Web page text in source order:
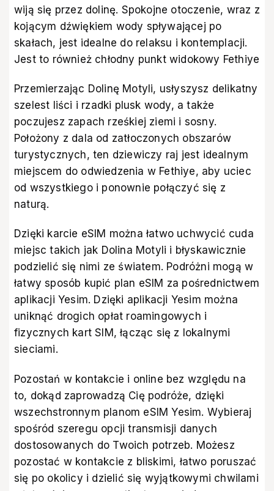
wiją się przez dolinę. Spokojne otoczenie, wraz z
kojącym dźwiękiem wody spływającej po
skałach, jest idealne do relaksu i kontemplacji.
Jest to również chłodny punkt widokowy Fethiye
Przemierzając Dolinę Motyli, usłyszysz delikatny
szelest liści i rzadki plusk wody, a także
poczujesz zapach rześkiej ziemi i sosny.
Położony z dala od zatłoczonych obszarów
turystycznych, ten dziewiczy raj jest idealnym
miejscem do odwiedzenia w Fethiye, aby uciec
od wszystkiego i ponownie połączyć się z
naturą.
Dzięki karcie eSIM można łatwo uchwycić cuda
miejsc takich jak Dolina Motyli i błyskawicznie
podzielić się nimi ze światem. Podróżni mogą w
łatwy sposób kupić plan eSIM za pośrednictwem
aplikacji Yesim. Dzięki aplikacji Yesim można
uniknąć drogich opłat roamingowych i
fizycznych kart SIM, łącząc się z lokalnymi
sieciami.
Pozostań w kontakcie i online bez względu na
to, dokąd zaprowadzą Cię podróże, dzięki
wszechstronnym planom eSIM Yesim. Wybieraj
spośród szeregu opcji transmisji danych
dostosowanych do Twoich potrzeb. Możesz
pozostać w kontakcie z bliskimi, łatwo poruszać
się po okolicy i dzielić się wyjątkowymi chwilami